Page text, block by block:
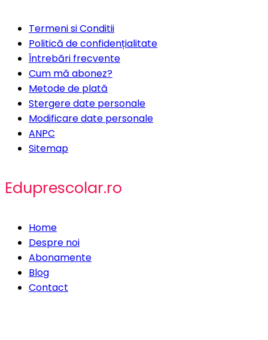
Termeni si Conditii
Politică de confidențialitate
Întrebări frecvente
Cum mă abonez?
Metode de plată
Stergere date personale
Modificare date personale
ANPC
Sitemap
Eduprescolar.ro
Home
Despre noi
Abonamente
Blog
Contact